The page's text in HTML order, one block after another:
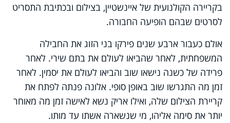
בקריירה הקולנועית של איינשטיין, בצילום ובכתיבת התסריט
לסרטים שבהם הופיעה החבורה.
אולם כעבור ארבע שנים פירקו בני הזוג את החבילה
המשפחתית, לאחר שהביאו לעולם את בתם שירי. לאחר
פרידה של כשנה נישאו שוב והביאו לעולם את יסמין. לאחר
זמן מה התגרשו שוב באופן סופי. אלונה פנתה לפתח את
קריירת הצילום שלה, ואילו אריק נשא לאישה זמן מה מאוחר
יותר את סימה אליהו, מי שנשארה אשתו עד מותו.